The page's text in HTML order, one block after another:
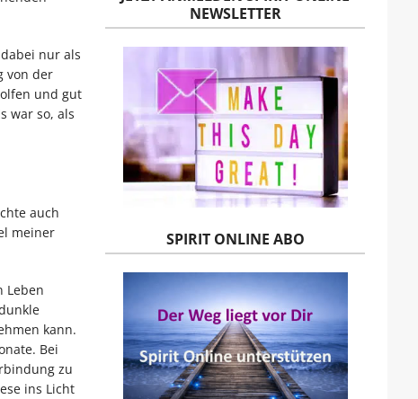
nur als
von der
und gut
war so, als
auch
meiner
Leben
kann.
Bei
zu
ins Licht
NEWSLETTER
SPIRIT ONLINE ABO